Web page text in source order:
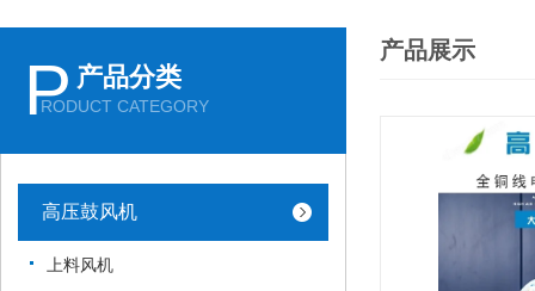
P 产品分类
RODUCT CATEGORY
高压鼓风机
上料风机
产品展示